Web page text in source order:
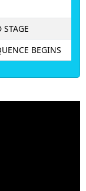
STAGE
BEGINS